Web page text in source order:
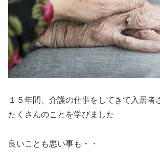
１５年間、介護の仕事をしてきて入居者
たくさんのことを学びました
良いことも悪い事も・・